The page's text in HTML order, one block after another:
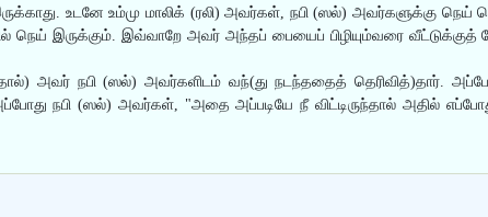
உடனே உம்மு மாலிக் (ரலி) அவர்கள், நபி (ஸல்) அவர்களுக்கு நெய்
இருக்கும். இவ்வாறே அவர் அந்தப் பையைப் பிழியும்வரை வீட்டுக்குத்
அவர் நபி (ஸல்) அவர்களிடம் வந்(து நடந்ததைத் தெரிவித்)தார்.
நபி (ஸல்) அவர்கள், "அதை அப்படியே நீ விட்டிருந்தால் அதில்